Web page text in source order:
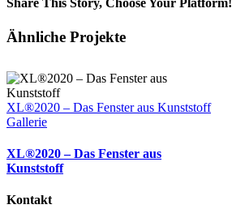
Share This Story, Choose Your Platform!
Vk
E-
Ähnliche Projekte
XL®2020 – Das Fenster aus Kunststoff
Gallerie
XL®2020 – Das Fenster aus
Kunststoff
Kontakt